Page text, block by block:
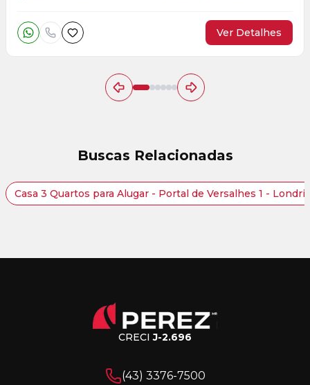
Ver Detalhes
Buscas Relacionadas
Casa 3 Quartos para Alugar - Portal de Versalhes 1 -
CRECIJ-2.696
(43) 3376-7500